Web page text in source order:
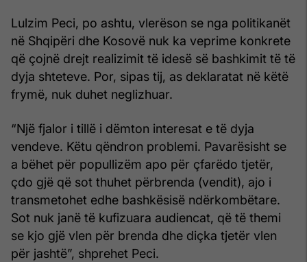
Lulzim Peci, po ashtu, vlerëson se nga politikanët
në Shqipëri dhe Kosovë nuk ka veprime konkrete
që çojnë drejt realizimit të idesë së bashkimit të të
dyja shteteve. Por, sipas tij, as deklaratat në këtë
frymë, nuk duhet neglizhuar.
“Një fjalor i tillë i dëmton interesat e të dyja
vendeve. Këtu qëndron problemi. Pavarësisht se
a bëhet për popullizëm apo për çfarëdo tjetër,
çdo gjë që sot thuhet përbrenda (vendit), ajo i
transmetohet edhe bashkësisë ndërkombëtare.
Sot nuk janë të kufizuara audiencat, që të themi
se kjo gjë vlen për brenda dhe diçka tjetër vlen
për jashtë”, shprehet Peci.